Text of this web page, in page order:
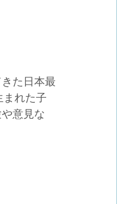
た日本最
まれた子
意見な